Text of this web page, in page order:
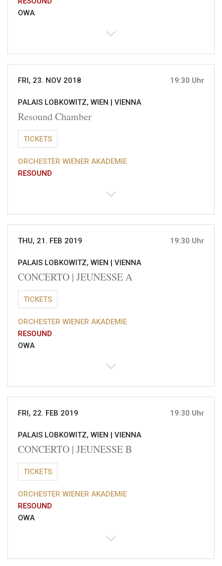
OWA
FRI, 23. NOV 2018 19:30 Uhr
PALAIS LOBKOWITZ, WIEN | VIENNA
Resound Chamber
TICKETS
ORCHESTER WIENER AKADEMIE
RESOUND
THU, 21. FEB 2019 19:30 Uhr
PALAIS LOBKOWITZ, WIEN | VIENNA
CONCERTO | JEUNESSE A
TICKETS
ORCHESTER WIENER AKADEMIE
RESOUND
OWA
FRI, 22. FEB 2019 19:30 Uhr
PALAIS LOBKOWITZ, WIEN | VIENNA
CONCERTO | JEUNESSE B
TICKETS
ORCHESTER WIENER AKADEMIE
RESOUND
OWA